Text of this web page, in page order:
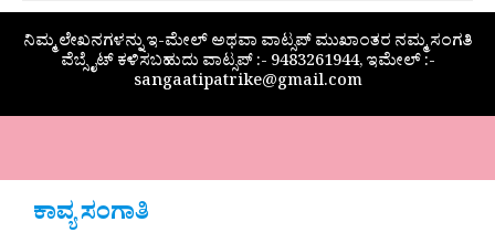
ನಿಮ್ಮ ಲೇಖನಗಳನ್ನು ಇ-ಮೇಲ್ ಅಥವಾ ವಾಟ್ಸಪ್ ಮುಖಾಂತರ ನಮ್ಮ ಸಂಗತಿ
ವೆಬ್ಸೈಟ್ ಕಳಿಸಬಹುದು ವಾಟ್ಸಪ್‌ :- 9483261944, ಇಮೇಲ್ :-
sangaatipatrike@gmail.com
ಕಾವ್ಯ ಸಂಗಾತಿ